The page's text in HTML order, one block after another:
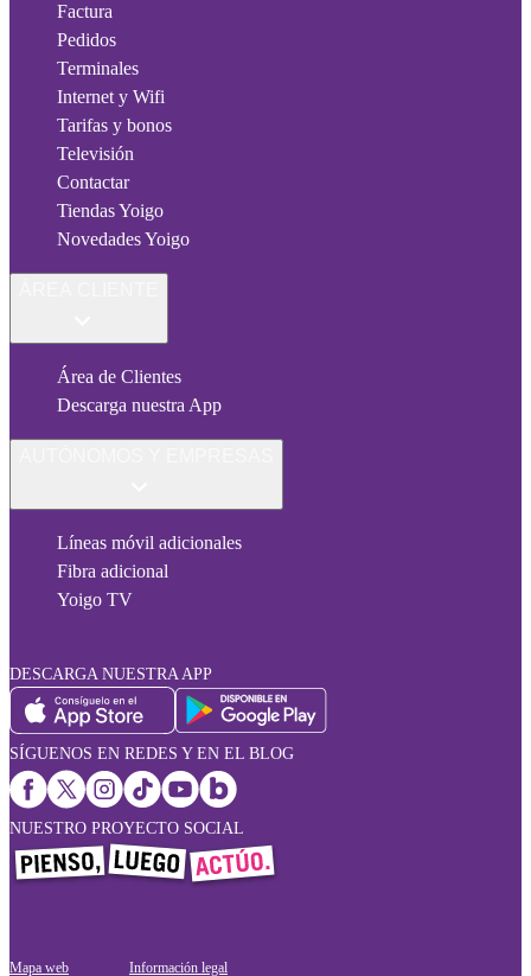
Factura
Pedidos
Terminales
Internet y Wifi
Tarifas y bonos
Televisión
Contactar
Tiendas Yoigo
Novedades Yoigo
Área de Clientes
Descarga nuestra App
Líneas móvil adicionales
Fibra adicional
Yoigo TV
DESCARGA NUESTRA APP
SÍGUENOS EN REDES Y EN EL BLOG
NUESTRO PROYECTO SOCIAL
Mapa web Información legal